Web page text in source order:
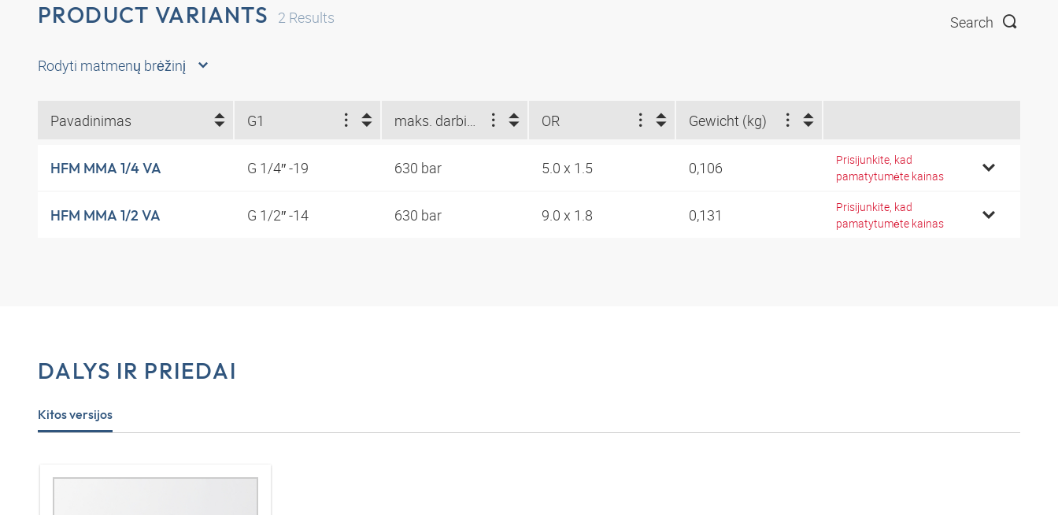
PRODUCT VARIANTS 2 Results Search
Rodyti matmenų brėžinį
Pavadinimas G1 OR Gewicht (kg)
HFM MMA 1/4 VA G 1/4″ -19 630 bar 5.0 x 1.5 0,106
Prisijunkite, kad
pamatytumėte kainas
HFM MMA 1/2 VA G 1/2″ -14 630 bar 9.0 x 1.8 0,131
Prisijunkite, kad
pamatytumėte kainas
DALYS IR PRIEDAI
Kitos versijos